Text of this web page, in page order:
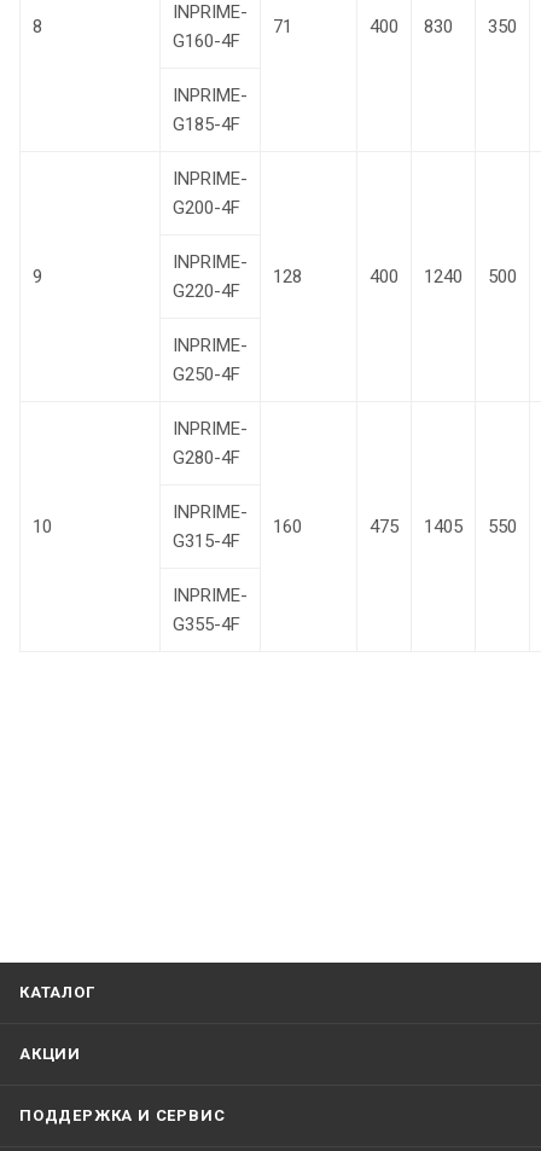
8 71 400 830 350
INPRIME-
G160-4F
INPRIME-
G185-4F
9
INPRIME-
G200-4F
128 400 1240 500
INPRIME-
G220-4F
INPRIME-
G250-4F
10
INPRIME-
G280-4F
160 475 1405 550
INPRIME-
G315-4F
INPRIME-
G355-4F
КАТАЛОГ
АКЦИИ
ПОДДЕРЖКА И СЕРВИС